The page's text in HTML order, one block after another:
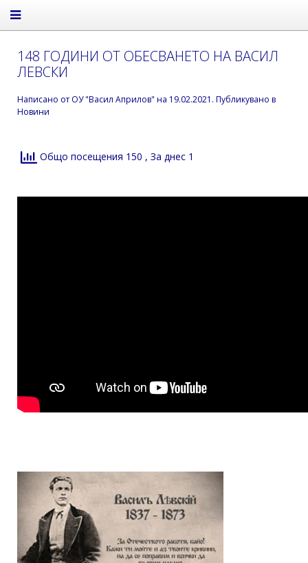
148 ГОДИНИ ОТ ОБЕСВАНЕТО НА ВАСИЛ
ЛЕВСКИ
Написано от ОУ "Васил Априлов" на 19.02.2021 . Публикувано в
Новини
Общо посещения 150 , За днес 1